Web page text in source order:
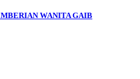
WANITA GAIB